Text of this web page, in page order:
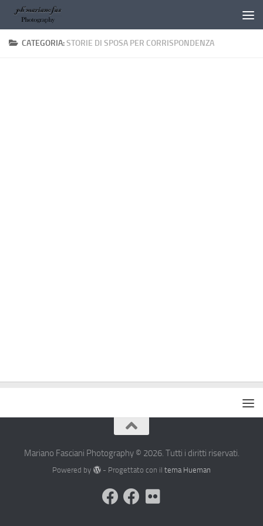
Salta al contenuto
CATEGORIA:STORIE DI SPOSA PER CORRISPONDENZA
Mariano Fasciani Photography © 2026. Tutti i diritti riservati.
Powered by - Progettato con il tema Hueman